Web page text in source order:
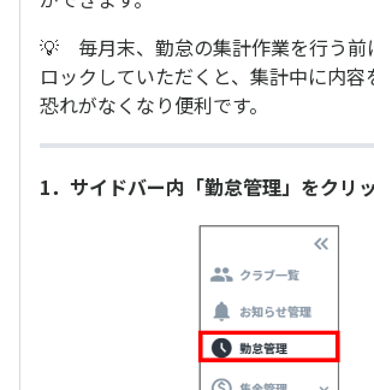
💡 毎月末、勤怠の集計作業を行う前
ロックしていただくと、集計中に内容
恐れがなくなり便利です。
1．サイドバー内「勤怠管理」をクリ